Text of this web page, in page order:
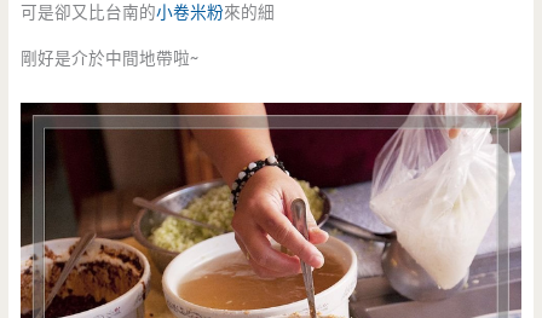
可是卻又比台南的小卷米粉來的細
剛好是介於中間地帶啦~